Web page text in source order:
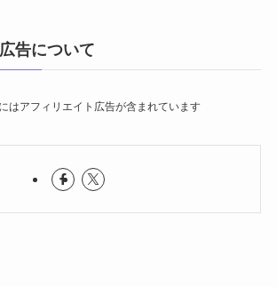
告について
はアフィリエイト広告が含まれています